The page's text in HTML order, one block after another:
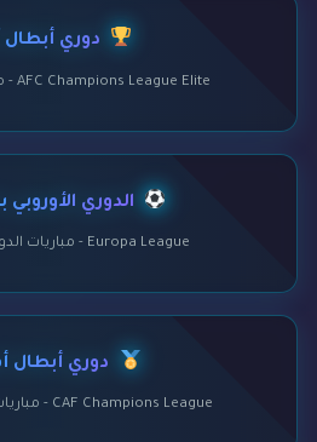
دوري أبطال
AFC Champions League Elite - مباريات أبطال آسيا
الدوري
Europa League - مباريات الدوري الأوروبي HD
دوري أبطال
CAF Champions League - مباريات أفريقيا بث مباشر